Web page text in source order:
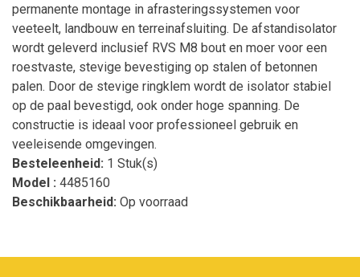
permanente montage in afrasteringssystemen voor
veeteelt, landbouw en terreinafsluiting. De afstandisolator
wordt geleverd inclusief RVS M8 bout en moer voor een
roestvaste, stevige bevestiging op stalen of betonnen
palen. Door de stevige ringklem wordt de isolator stabiel
op de paal bevestigd, ook onder hoge spanning. De
constructie is ideaal voor professioneel gebruik en
veeleisende omgevingen.
Besteleenheid: 1 Stuk(s)
Model : 4485160
Beschikbaarheid: Op voorraad